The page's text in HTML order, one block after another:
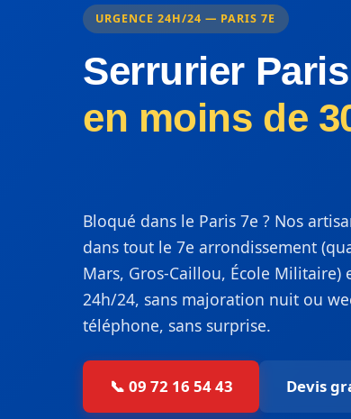
URGENCE 24H/24 — PARIS 7E
Serrurier
en moins de
Bloqué dans le Paris 7e ? Nos
dans tout le 7e arrondissement
Mars, Gros-Caillou, École Militaire)
24h/24, sans majoration nuit ou
téléphone, sans surprise.
📞 09 72 16 54 43 Devis